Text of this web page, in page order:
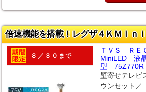
倍速機能を搭載！レグザ４ＫＭｉｎ
８／３０まで
ＴＶＳ Ｒ
MiniLED 液
型 75Z770R
壁寄せテレ
ウンセット／